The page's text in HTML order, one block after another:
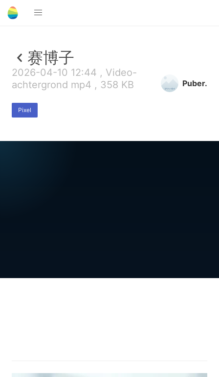
赛博子
2026-04-10 12:44 , Video-
achtergrond mp4 , 358 KB
Pixel
Puber.